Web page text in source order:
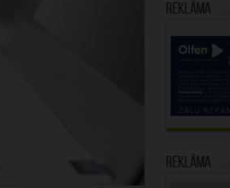
Reklāma
Reklāma